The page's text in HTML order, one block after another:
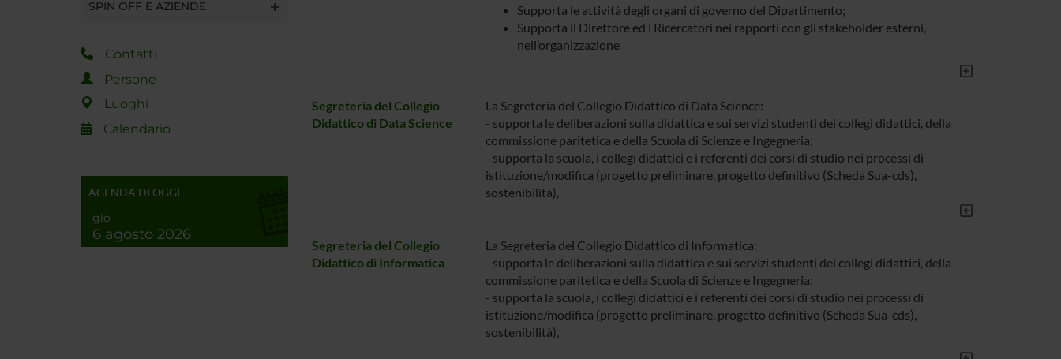
SPIN OFF E AZIENDE
Contatti
Persone
Luoghi
Calendario
AGENDA DI OGGI
gio
6 agosto 2026
Supporta le attività degli organi di governo del Dipartimento;
Supporta il Direttore ed i Ricercatori nei rapporti con gli stakeholder esterni,
nell’organizzazione
Segreteria del Collegio
Didattico di Data Science
La Segreteria del Collegio Didattico di Data Science:
- supporta le deliberazioni sulla didattica e sui servizi studenti dei collegi didattici, della
commissione paritetica e della Scuola di Scienze e Ingegneria;
- supporta la scuola, i collegi didattici e i referenti dei corsi di studio nei processi di
istituzione/modifica (progetto preliminare, progetto definitivo (Scheda Sua-cds),
sostenibilità),
Segreteria del Collegio
Didattico di Informatica
La Segreteria del Collegio Didattico di Informatica:
- supporta le deliberazioni sulla didattica e sui servizi studenti dei collegi didattici, della
commissione paritetica e della Scuola di Scienze e Ingegneria;
- supporta la scuola, i collegi didattici e i referenti dei corsi di studio nei processi di
istituzione/modifica (progetto preliminare, progetto definitivo (Scheda Sua-cds),
sostenibilità),